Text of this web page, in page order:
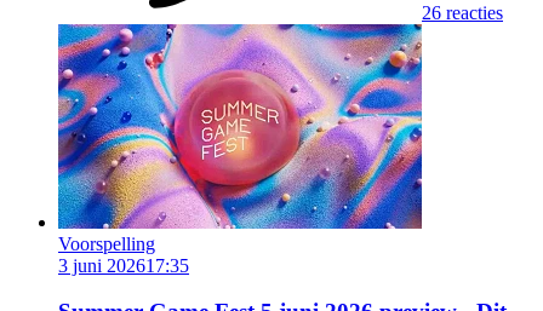
26 reacties
Voorspelling
3 juni 202617:35